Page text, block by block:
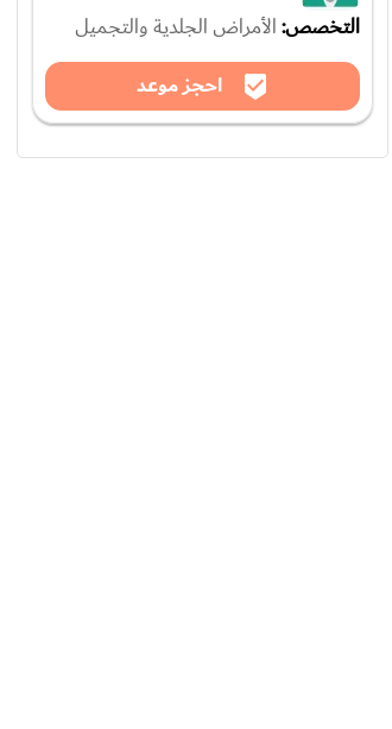
التخصص:الأمراض الجلدية والتجميل
احجز موعد